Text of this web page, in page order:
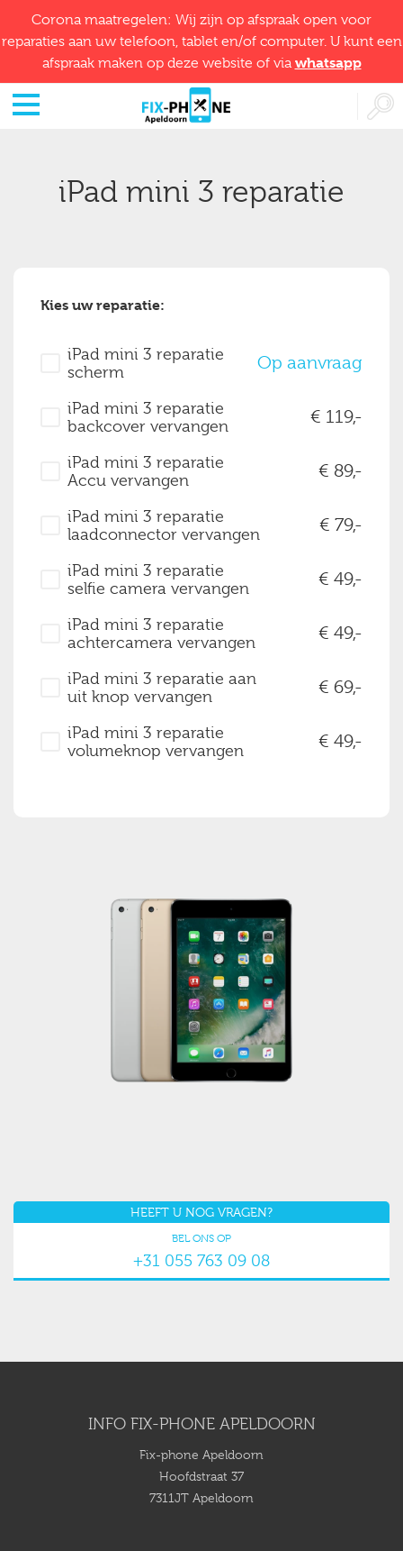
Corona maatregelen: Wij zijn op afspraak open voor
reparaties aan uw telefoon, tablet en/of computer. U kunt een
afspraak maken op deze website of viawhatsapp
iPad mini 3 reparatie
Kies uw reparatie:
iPad mini 3 reparatie
scherm
Op aanvraag
iPad mini 3 reparatie
backcover vervangen
119,-
iPad mini 3 reparatie
Accu vervangen
89,-
iPad mini 3 reparatie
laadconnector vervangen
79,-
iPad mini 3 reparatie
selfie camera vervangen
49,-
iPad mini 3 reparatie
achtercamera vervangen
49,-
iPad mini 3 reparatie aan
uit knop vervangen
69,-
iPad mini 3 reparatie
volumeknop vervangen
49,-
HEEFT U NOG VRAGEN?
BEL ONS OP
+31 055 763 09 08
INFO FIX-PHONE APELDOORN
Fix-phone Apeldoorn
Hoofdstraat 37
7311JT Apeldoorn